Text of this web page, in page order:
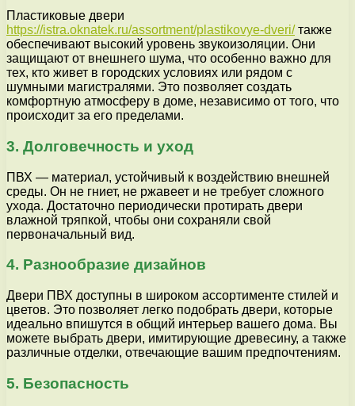
Пластиковые двери
https://istra.oknatek.ru/assortment/plastikovye-dveri/также
обеспечивают высокий уровень звукоизоляции. Они
защищают от внешнего шума, что особенно важно для
тех, кто живет в городских условиях или рядом с
шумными магистралями. Это позволяет создать
комфортную атмосферу в доме, независимо от того, что
происходит за его пределами.
3. Долговечность и уход
ПВХ — материал, устойчивый к воздействию внешней
среды. Он не гниет, не ржавеет и не требует сложного
ухода. Достаточно периодически протирать двери
влажной тряпкой, чтобы они сохраняли свой
первоначальный вид.
4. Разнообразие дизайнов
Двери ПВХ доступны в широком ассортименте стилей и
цветов. Это позволяет легко подобрать двери, которые
идеально впишутся в общий интерьер вашего дома. Вы
можете выбрать двери, имитирующие древесину, а также
различные отделки, отвечающие вашим предпочтениям.
5. Безопасность